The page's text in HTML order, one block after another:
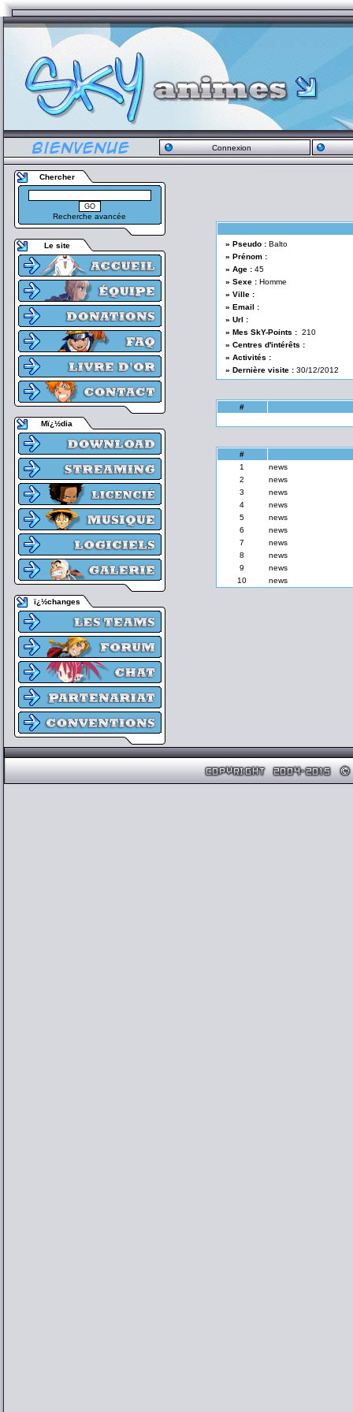
Connexion
Chercher
Recherche avancée
Le site
Mï¿½dia
ï¿½changes
» Pseudo : Balto
» Prénom :
» Age : 45
» Sexe : Homme
» Ville :
» Email :
» Url :
» Mes SkY-Points : 210
» Centres d'intérêts :
» Activités :
» Dernière visite : 30/12/2012
#
#
1
news
2
news
3
news
4
news
5
news
6
news
7
news
8
news
9
news
10
news